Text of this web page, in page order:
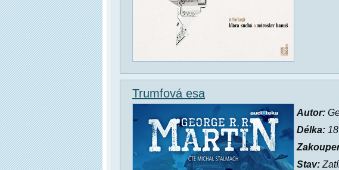
Trumfová esa
Autor:
Délka:
Stav: